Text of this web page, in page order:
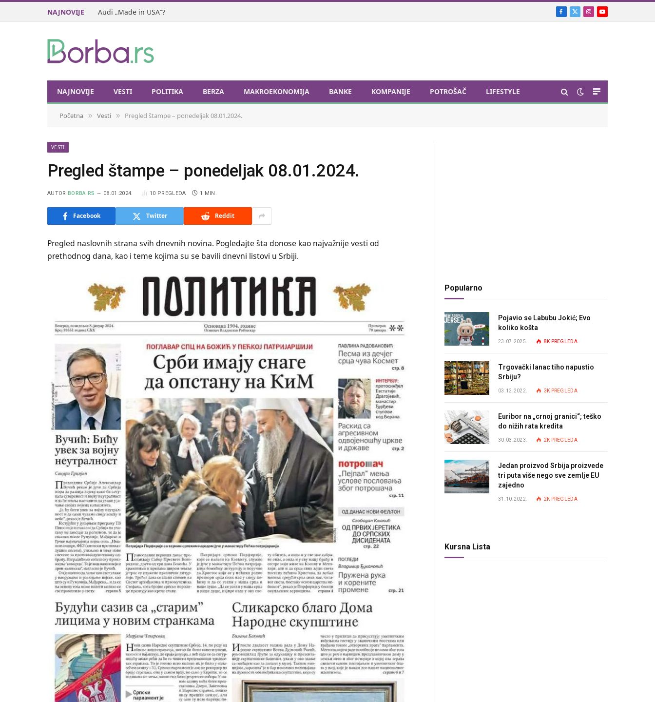
NAJNOVIJE Audi „Made in USA“? Facebook
X
Instagram
YouTube
NAJNOVIJE VESTI POLITIKA BERZA MAKROEKONOMIJA BANKE KOMPANIJE POTROŠAČ LIFESTYLE
Početna » Vesti » Pregled štampe – ponedeljak 08.01.2024.
VESTI
Pregled štampe – ponedeljak 08.01.2024.
AUTOR BORBA.RS 08.01.2024. 10 PREGLEDA 1 MIN.
Facebook Twitter Reddit
Pregled naslovnih strana svih dnevnih novina. Pogledajte šta donose kao najvažnije vesti od
prethodnog dana, kao i teme kojima su se bavili dnevni listovi u Srbiji.
Popularno
Pojavio se Labubu Jokić; Evo
koliko košta
23.07.2025. 8K PREGLEDA
Trgovački lanac tiho napustio
Srbiju?
03.12.2022. 3K PREGLEDA
Euribor na „crnoj granici“; teško
do nižih rata kredita
30.03.2023. 2K PREGLEDA
Jedan proizvod Srbija proizvede
tri puta više nego sve zemlje EU
zajedno
31.10.2022. 2K PREGLEDA
Kursna Lista